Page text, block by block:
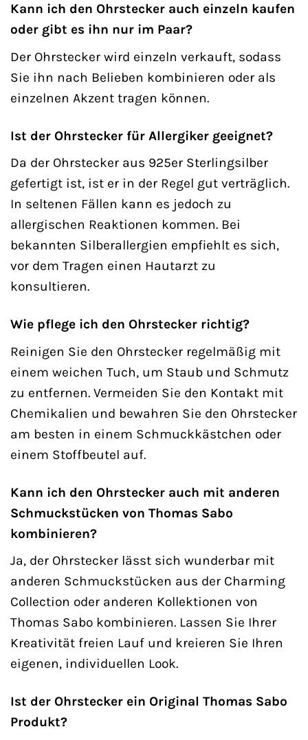
Kann ich den Ohrstecker auch einzeln kaufen
oder gibt es ihn nur im Paar?
Der Ohrstecker wird einzeln verkauft, sodass
Sie ihn nach Belieben kombinieren oder als
einzelnen Akzent tragen können.
Ist der Ohrstecker für Allergiker geeignet?
Da der Ohrstecker aus 925er Sterlingsilber
gefertigt ist, ist er in der Regel gut verträglich.
In seltenen Fällen kann es jedoch zu
allergischen Reaktionen kommen. Bei
bekannten Silberallergien empfiehlt es sich,
vor dem Tragen einen Hautarzt zu
konsultieren.
Wie pflege ich den Ohrstecker richtig?
Reinigen Sie den Ohrstecker regelmäßig mit
einem weichen Tuch, um Staub und Schmutz
zu entfernen. Vermeiden Sie den Kontakt mit
Chemikalien und bewahren Sie den Ohrstecker
am besten in einem Schmuckkästchen oder
einem Stoffbeutel auf.
Kann ich den Ohrstecker auch mit anderen
Schmuckstücken von Thomas Sabo
kombinieren?
Ja, der Ohrstecker lässt sich wunderbar mit
anderen Schmuckstücken aus der Charming
Collection oder anderen Kollektionen von
Thomas Sabo kombinieren. Lassen Sie Ihrer
Kreativität freien Lauf und kreieren Sie Ihren
eigenen, individuellen Look.
Ist der Ohrstecker ein Original Thomas Sabo
Produkt?